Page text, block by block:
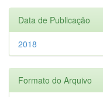
Data de Publicação
2018
Formato do Arquivo